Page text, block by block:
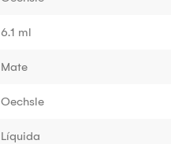
6.1 ml
Mate
Oechsle
Líquida